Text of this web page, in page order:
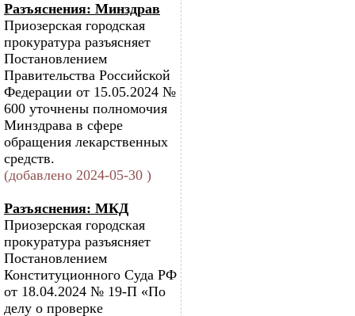
Разъяснения: Минздрав
Приозерская городская
прокуратура разъясняет
Постановлением
Правительства Российской
Федерации от 15.05.2024 №
600 уточнены полномочия
Минздрава в сфере
обращения лекарственных
средств.
(добавлено 2024-05-30 )
Разъяснения: МКД
Приозерская городская
прокуратура разъясняет
Постановлением
Конституционного Суда РФ
от 18.04.2024 № 19-П «По
делу о проверке